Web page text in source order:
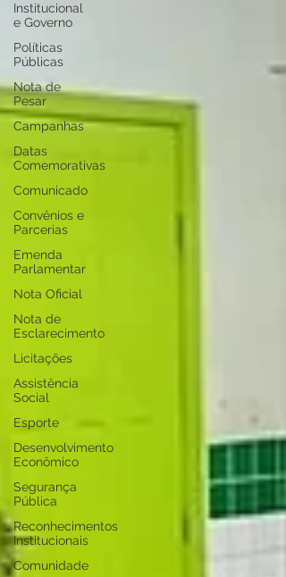
Institucional
e Governo
Políticas
Públicas
Nota de
Pesar
Campanhas
Datas
Comemorativas
Comunicado
Convênios e
Parcerias
Emenda
Parlamentar
Nota Oficial
Nota de
Esclarecimento
Licitações
Assistência
Social
Esporte
Desenvolvimento
Econômico
Segurança
Pública
Reconhecimentos
Institucionais
Comunidade